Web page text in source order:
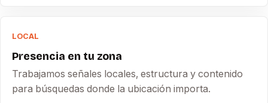
LOCAL
Presencia en tu zona
Trabajamos señales locales, estructura y contenido
para búsquedas donde la ubicación importa.